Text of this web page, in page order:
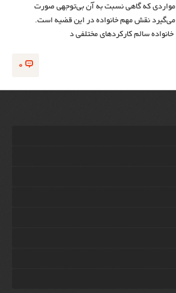
مواردی که گاهی نسبت به آن بی‌توجهی صورت
می‌گیرد نقش مهم خانواده در این قضیه است.
خانواده‌ سالم کارکردهای مختلفی د
0